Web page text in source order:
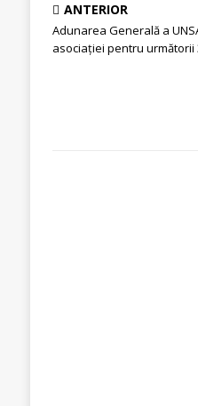
ANTERIOR
Adunarea Generală a
asociației pentru următorii